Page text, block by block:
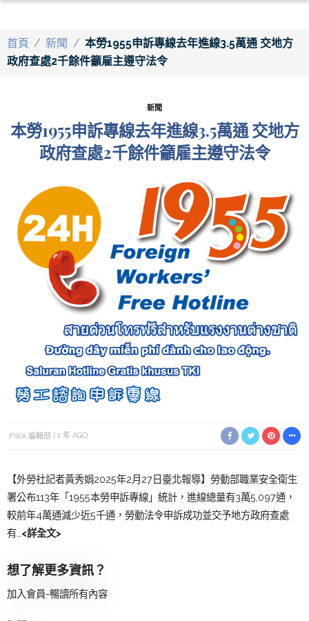
首頁 / 新聞 / 本勞1955申訴專線去年進線3.5萬通 交地方
政府查處2千餘件籲雇主遵守法令
新聞
本勞1955申訴專線去年進線3.5萬通 交地方
政府查處2千餘件籲雇主遵守法令
FWA 編輯部 1 年 AGO
【外勞社記者黃秀娟2025年2月27日臺北報導】勞動部職業安全衛生
署公布113年「1955本勞申訴專線」統計，進線總量有3萬5,097通，
較前年4萬通減少近5千通，勞動法令申訴成功並交予地方政府查處
有… <詳全文>
想了解更多資訊？
加入會員-暢讀所有內容